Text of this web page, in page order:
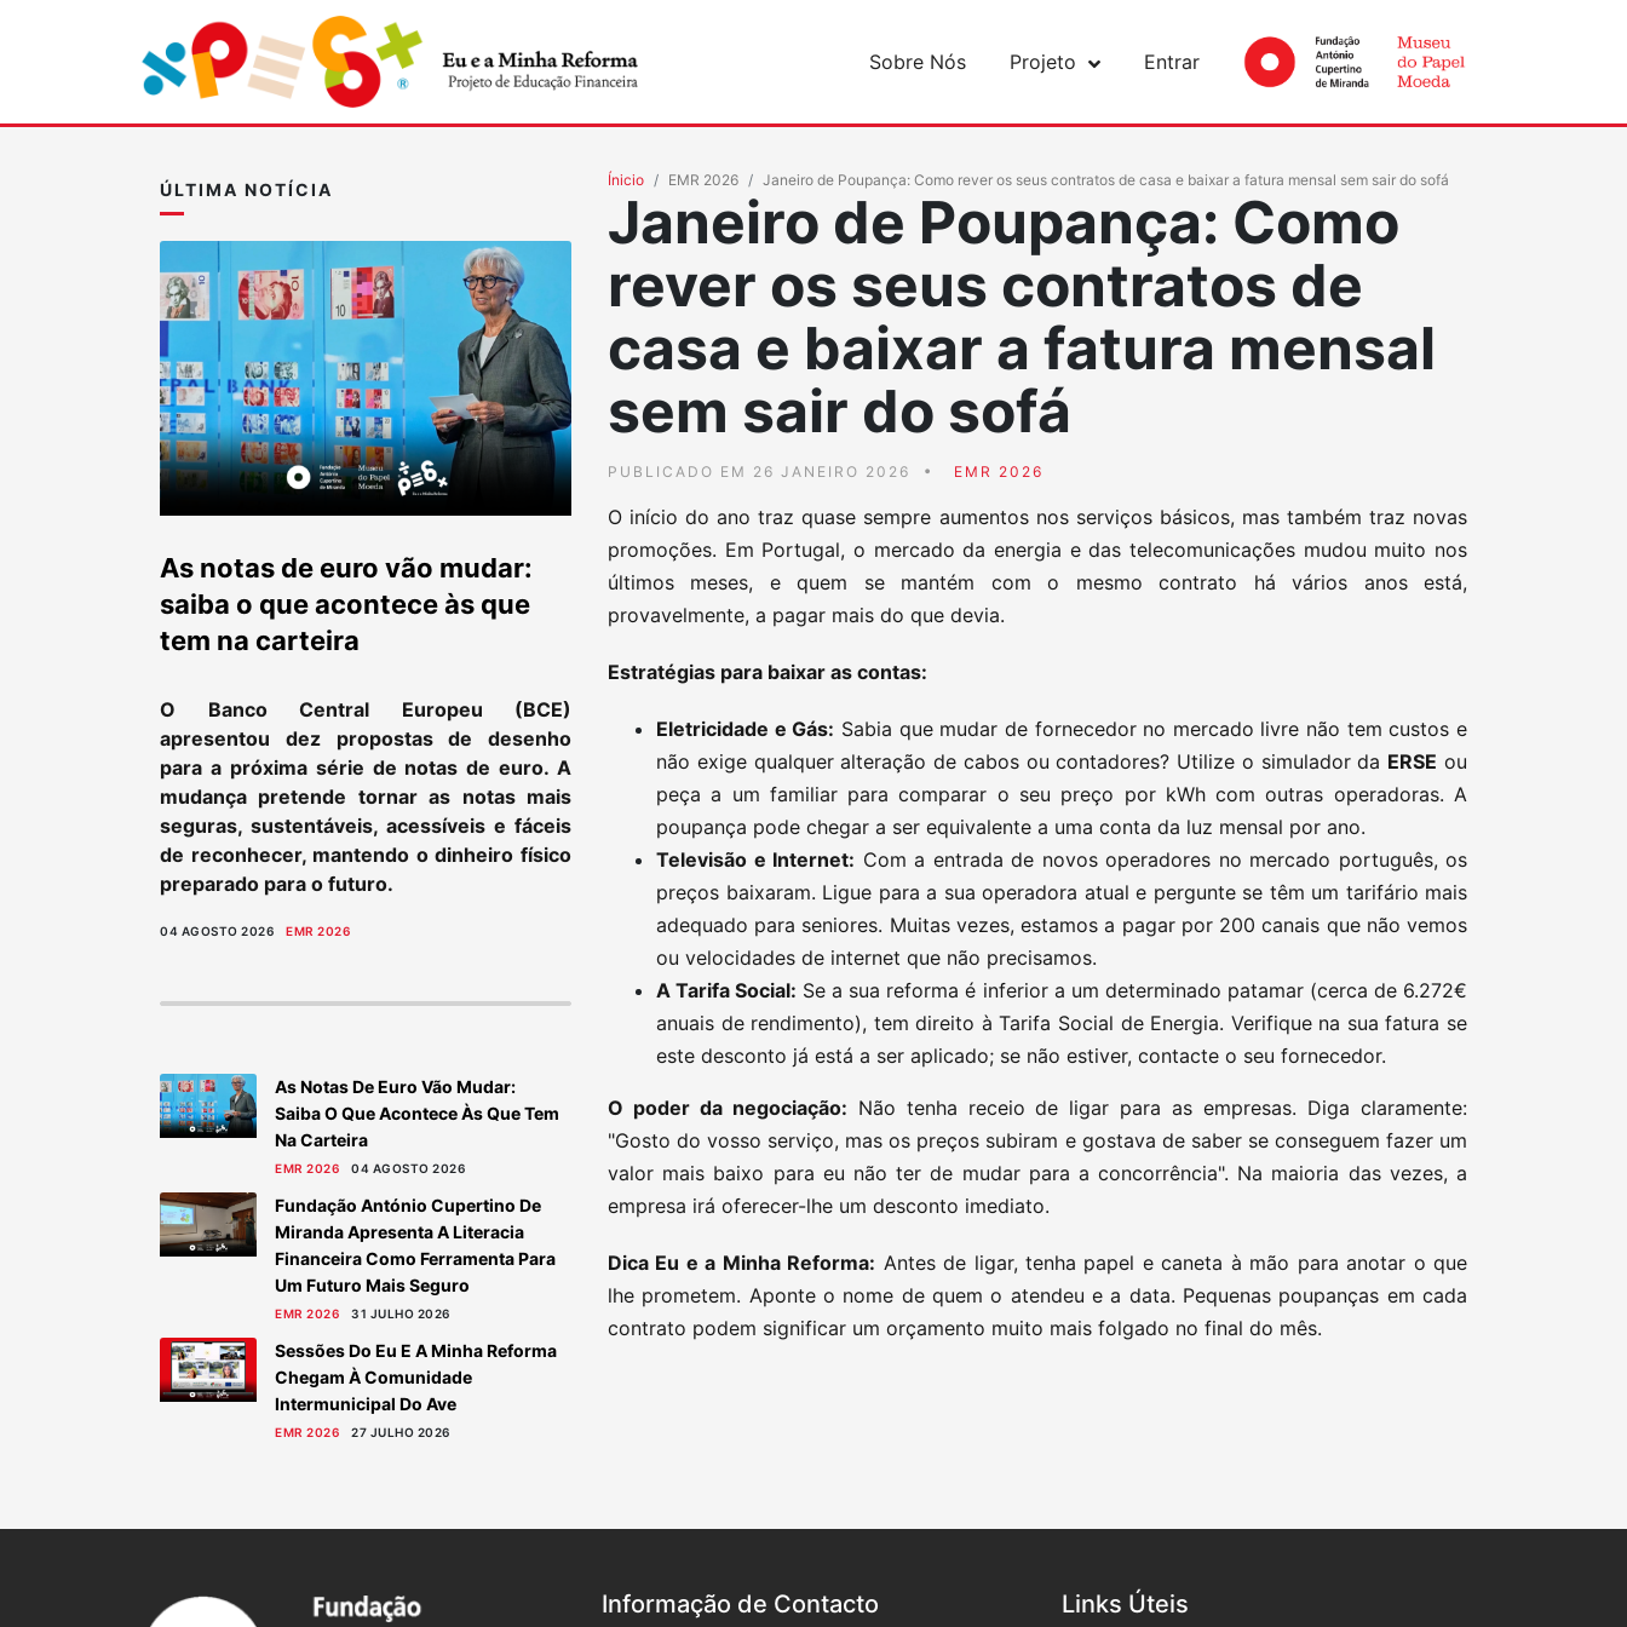
Sobre Nós Projeto Entrar
ÚLTIMA NOTÍCIA
As notas de euro vão mudar:
saiba o que acontece às que
tem na carteira
O Banco Central Europeu (BCE)
apresentou dez propostas de desenho
para a próxima série de notas de euro. A
mudança pretende tornar as notas mais
seguras, sustentáveis, acessíveis e fáceis
de reconhecer, mantendo o dinheiro físico
preparado para o futuro.
04 AGOSTO 2026 EMR 2026
As Notas De Euro Vão Mudar:
Saiba O Que Acontece Às Que Tem
Na Carteira
EMR 2026 04 AGOSTO 2026
Fundação António Cupertino De
Miranda Apresenta A Literacia
Financeira Como Ferramenta Para
Um Futuro Mais Seguro
EMR 2026 31 JULHO 2026
Sessões Do Eu E A Minha Reforma
Chegam À Comunidade
Intermunicipal Do Ave
EMR 2026 27 JULHO 2026
Ínicio EMR 2026 Janeiro de Poupança: Como rever os seus contratos de casa e baixar a fatura mensal sem sair do sofá
Janeiro de Poupança: Como
rever os seus contratos de
casa e baixar a fatura mensal
sem sair do sofá
PUBLICADO EM 26 JANEIRO 2026 EMR 2026
O início do ano traz quase sempre aumentos nos serviços básicos, mas também traz novas
promoções. Em Portugal, o mercado da energia e das telecomunicações mudou muito nos
últimos meses, e quem se mantém com o mesmo contrato há vários anos está,
provavelmente, a pagar mais do que devia.
Estratégias para baixar as contas:
Eletricidade e Gás: Sabia que mudar de fornecedor no mercado livre não tem custos e
não exige qualquer alteração de cabos ou contadores? Utilize o simulador da ERSE ou
peça a um familiar para comparar o seu preço por kWh com outras operadoras. A
poupança pode chegar a ser equivalente a uma conta da luz mensal por ano.
Televisão e Internet: Com a entrada de novos operadores no mercado português, os
preços baixaram. Ligue para a sua operadora atual e pergunte se têm um tarifário mais
adequado para seniores. Muitas vezes, estamos a pagar por 200 canais que não vemos
ou velocidades de internet que não precisamos.
A Tarifa Social: Se a sua reforma é inferior a um determinado patamar (cerca de 6.272€
anuais de rendimento), tem direito à Tarifa Social de Energia. Verifique na sua fatura se
este desconto já está a ser aplicado; se não estiver, contacte o seu fornecedor.
O poder da negociação: Não tenha receio de ligar para as empresas. Diga claramente:
"Gosto do vosso serviço, mas os preços subiram e gostava de saber se conseguem fazer um
valor mais baixo para eu não ter de mudar para a concorrência". Na maioria das vezes, a
empresa irá oferecer-lhe um desconto imediato.
Dica Eu e a Minha Reforma: Antes de ligar, tenha papel e caneta à mão para anotar o que
lhe prometem. Aponte o nome de quem o atendeu e a data. Pequenas poupanças em cada
contrato podem significar um orçamento muito mais folgado no final do mês.
Informação de Contacto Links Úteis